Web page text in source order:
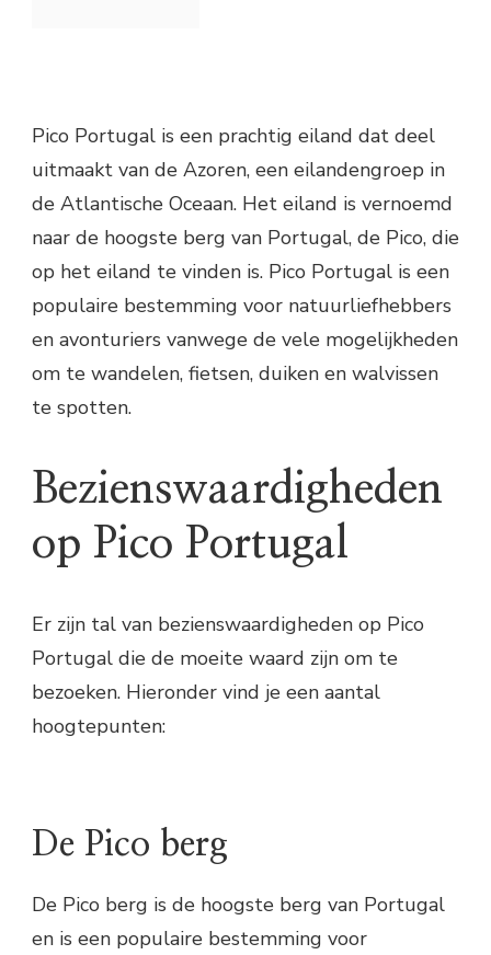
Pico Portugal is een prachtig eiland dat deel
uitmaakt van de Azoren, een eilandengroep in
de Atlantische Oceaan. Het eiland is vernoemd
naar de hoogste berg van Portugal, de Pico, die
op het eiland te vinden is. Pico Portugal is een
populaire bestemming voor natuurliefhebbers
en avonturiers vanwege de vele mogelijkheden
om te wandelen, fietsen, duiken en walvissen
te spotten.
Bezienswaardigheden
op Pico Portugal
Er zijn tal van bezienswaardigheden op Pico
Portugal die de moeite waard zijn om te
bezoeken. Hieronder vind je een aantal
hoogtepunten:
De Pico berg
De Pico berg is de hoogste berg van Portugal
en is een populaire bestemming voor